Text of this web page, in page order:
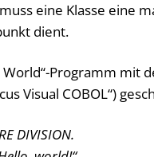
eine Klasse eine
dient.
World“-Programm mit
Visual COBOL“)
DIVISION.